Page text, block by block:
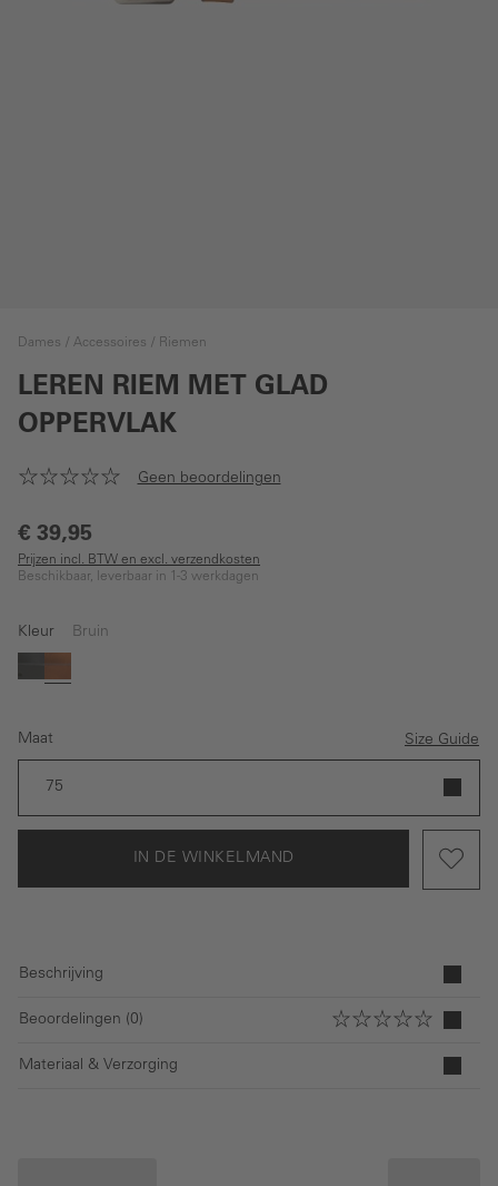
Dames Accessoires Riemen
LEREN RIEM MET GLAD
OPPERVLAK
Geen beoordelingen
€ 39,95
Prijzen incl. BTW en excl. verzendkosten
Beschikbaar, leverbaar in 1-3 werkdagen
Kleur Bruin
ZwartBruin
Maat Size Guide
75
IN DE WINKELMAND
Beschrijving
Beoordelingen (0)
Materiaal & Verzorging